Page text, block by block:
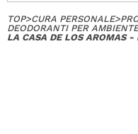
TOP>CURA PERSONALE>
DEODORANTI PER AMBIENTE
LA CASA DE LOS AROMAS